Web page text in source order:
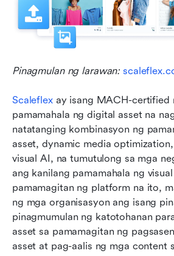
Pinagmulan ng larawan:
Scaleflex ay isang MACH-certified
pamamahala ng digital asset na
natatanging kombinasyon ng
asset, dynamic media
visual AI, na tumutulong sa mga
ang kanilang pamamahala ng
pamamagitan ng platform na ito,
ng mga organisasyon ang isang
pinagmumulan ng katotohanan
asset sa pamamagitan ng
asset at pag-aalis ng mga content